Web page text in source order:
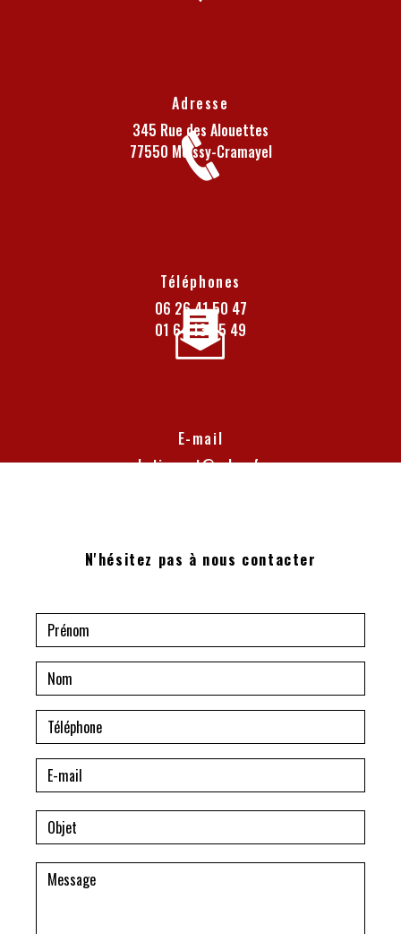
Adresse
345 Rue des Alouettes
77550 Moissy-Cramayel
Téléphones
06 26 41 50 47
01 64 13 05 49
E-mail
batiexpert@yahoo.fr
N'hésitez pas à nous contacter